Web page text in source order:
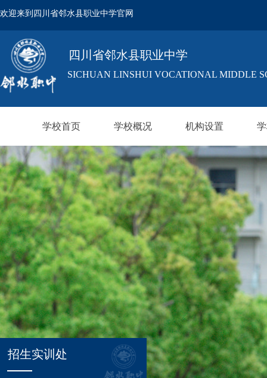
欢迎来到四川省邻水县职业中学官网
SICHUAN LINSHUI VOCATIONAL MIDDLE
四川省邻水县职业中学
学校首页 学校概况 机构设置
招生实训处